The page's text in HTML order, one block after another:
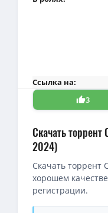
Ссылка на:
3
Скачать
2024)
Скачать торрент
хорошем
регистрации.